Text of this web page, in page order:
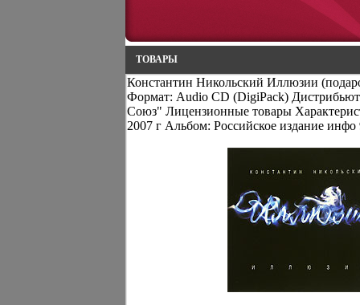
ТОВАРЫ
Константин Никольский Иллюзии
Формат: Audio CD (DigiPack)
Союз" Лицензионные товары
2007 г Альбом: Российское издание инфо